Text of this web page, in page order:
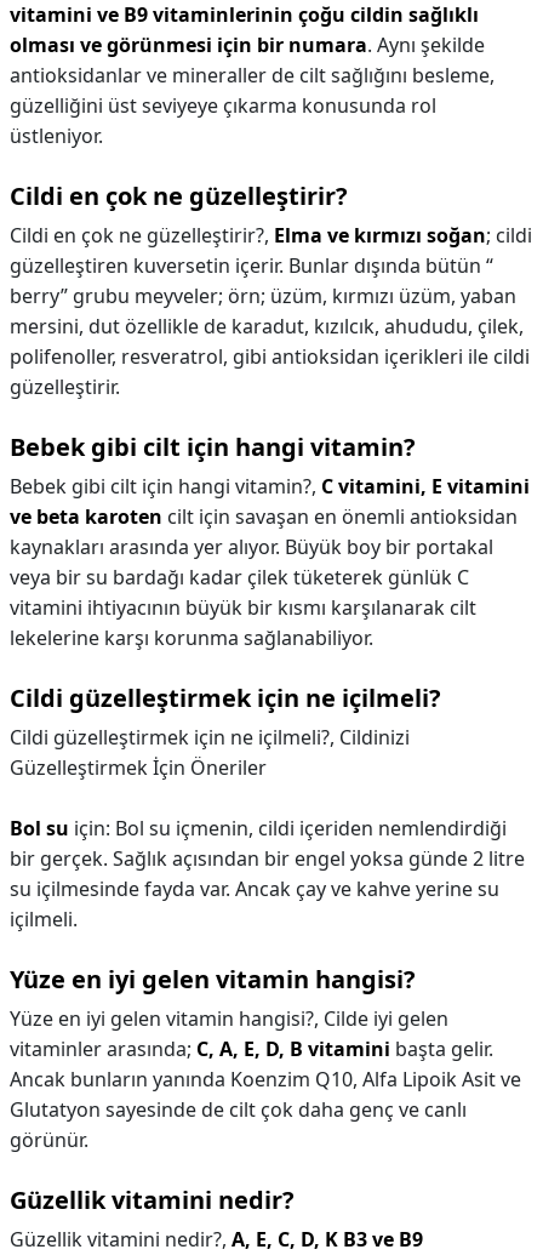
vitamini ve B9 vitaminlerinin çoğu cildin sağlıklı
olması ve görünmesi için bir numara. Aynı şekilde
antioksidanlar ve mineraller de cilt sağlığını besleme,
güzelliğini üst seviyeye çıkarma konusunda rol
üstleniyor.
Cildi en çok ne güzelleştirir?
Cildi en çok ne güzelleştirir?, Elma ve kırmızı soğan; cildi
güzelleştiren kuversetin içerir. Bunlar dışında bütün “
berry” grubu meyveler; örn; üzüm, kırmızı üzüm, yaban
mersini, dut özellikle de karadut, kızılcık, ahududu, çilek,
polifenoller, resveratrol, gibi antioksidan içerikleri ile cildi
güzelleştirir.
Bebek gibi cilt için hangi vitamin?
Bebek gibi cilt için hangi vitamin?, C vitamini, E vitamini
ve beta karoten cilt için savaşan en önemli antioksidan
kaynakları arasında yer alıyor. Büyük boy bir portakal
veya bir su bardağı kadar çilek tüketerek günlük C
vitamini ihtiyacının büyük bir kısmı karşılanarak cilt
lekelerine karşı korunma sağlanabiliyor.
Cildi güzelleştirmek için ne içilmeli?
Cildi güzelleştirmek için ne içilmeli?, Cildinizi
Güzelleştirmek İçin Öneriler
Bol su için: Bol su içmenin, cildi içeriden nemlendirdiği
bir gerçek. Sağlık açısından bir engel yoksa günde 2 litre
su içilmesinde fayda var. Ancak çay ve kahve yerine su
içilmeli.
Yüze en iyi gelen vitamin hangisi?
Yüze en iyi gelen vitamin hangisi?, Cilde iyi gelen
vitaminler arasında; C, A, E, D, B vitamini başta gelir.
Ancak bunların yanında Koenzim Q10, Alfa Lipoik Asit ve
Glutatyon sayesinde de cilt çok daha genç ve canlı
görünür.
Güzellik vitamini nedir?
Güzellik vitamini nedir?, A, E, C, D, K B3 ve B9